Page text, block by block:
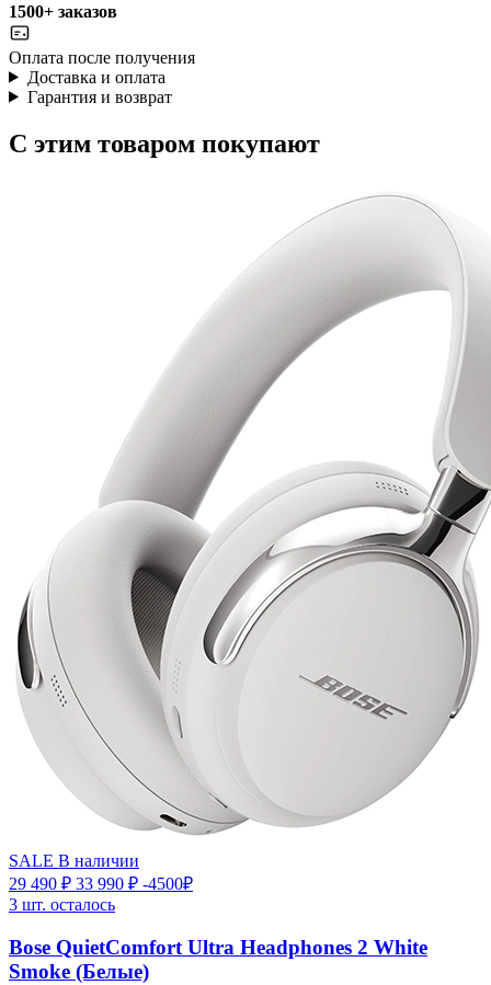
1500+ заказов
Оплата после получения
Доставка и оплата
Гарантия и возврат
С этим товаром покупают
SALE В наличии
29 490 ₽ 33 990 ₽ -4500₽
3 шт. осталось
Bose QuietComfort Ultra Headphones 2 White
Smoke (Белые)